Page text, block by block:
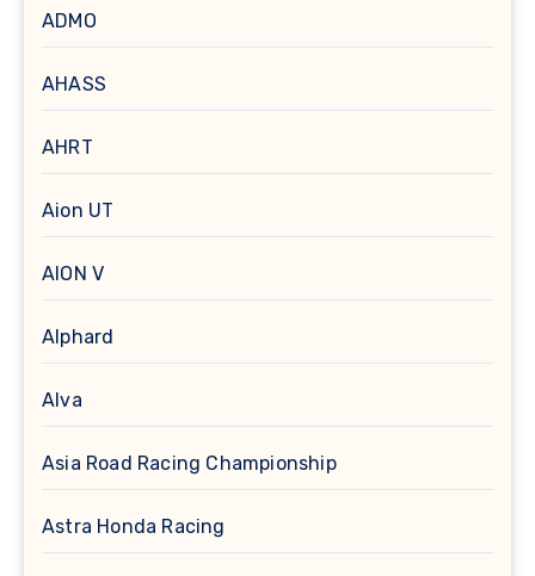
ADMO
AHASS
AHRT
Aion UT
AION V
Alphard
Alva
Asia Road Racing Championship
Astra Honda Racing